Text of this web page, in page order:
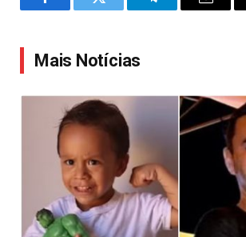
FacebookTwitter TelegramEmail
Mais Notícias